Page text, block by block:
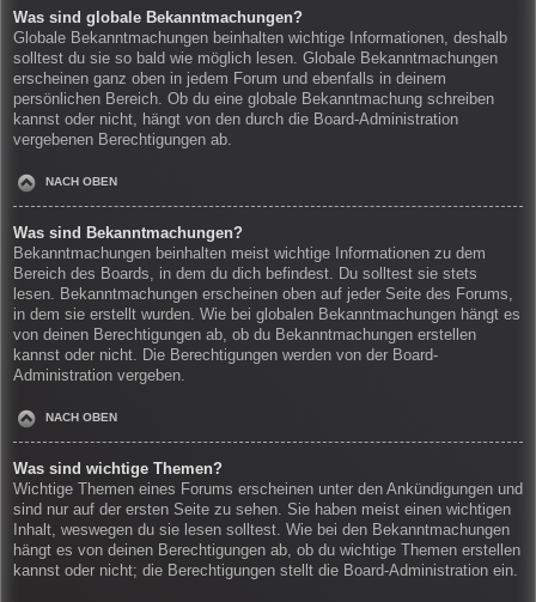
Was sind globale Bekanntmachungen?
Globale Bekanntmachungen beinhalten wichtige Informationen, deshalb
solltest du sie so bald wie möglich lesen. Globale Bekanntmachungen
erscheinen ganz oben in jedem Forum und ebenfalls in deinem
persönlichen Bereich. Ob du eine globale Bekanntmachung schreiben
kannst oder nicht, hängt von den durch die Board-Administration
vergebenen Berechtigungen ab.
NACH OBEN
Was sind Bekanntmachungen?
Bekanntmachungen beinhalten meist wichtige Informationen zu dem
Bereich des Boards, in dem du dich befindest. Du solltest sie stets
lesen. Bekanntmachungen erscheinen oben auf jeder Seite des Forums,
in dem sie erstellt wurden. Wie bei globalen Bekanntmachungen hängt es
von deinen Berechtigungen ab, ob du Bekanntmachungen erstellen
kannst oder nicht. Die Berechtigungen werden von der Board-
Administration vergeben.
NACH OBEN
Was sind wichtige Themen?
Wichtige Themen eines Forums erscheinen unter den Ankündigungen und
sind nur auf der ersten Seite zu sehen. Sie haben meist einen wichtigen
Inhalt, weswegen du sie lesen solltest. Wie bei den Bekanntmachungen
hängt es von deinen Berechtigungen ab, ob du wichtige Themen erstellen
kannst oder nicht; die Berechtigungen stellt die Board-Administration ein.